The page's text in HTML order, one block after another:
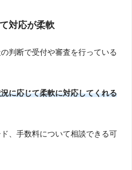
対応が柔軟
判断で受付や審査を行っている
に応じて柔軟に対応してくれる
、手数料について相談できる可